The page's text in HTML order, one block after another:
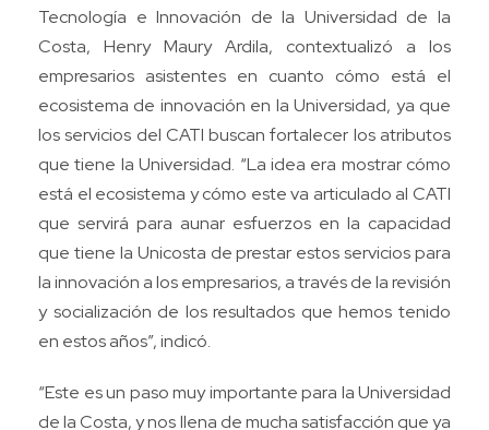
Tecnología e Innovación de la Universidad de la
Costa, Henry Maury Ardila, contextualizó a los
empresarios asistentes en cuanto cómo está el
ecosistema de innovación en la Universidad, ya que
los servicios del CATI buscan fortalecer los atributos
que tiene la Universidad. “La idea era mostrar cómo
está el ecosistema y cómo este va articulado al CATI
que servirá para aunar esfuerzos en la capacidad
que tiene la Unicosta de prestar estos servicios para
la innovación a los empresarios, a través de la revisión
y socialización de los resultados que hemos tenido
en estos años”, indicó.
“Este es un paso muy importante para la Universidad
de la Costa, y nos llena de mucha satisfacción que ya